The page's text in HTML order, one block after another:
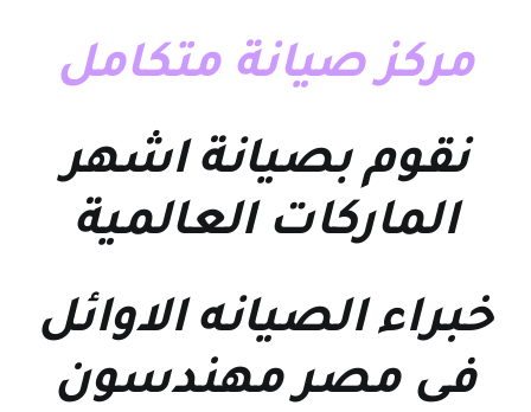
مركز صيانة متكامل
نقوم بصيانة اشهر
الماركات العالمية
خبراء الصيانه الاوائل
فى مصر مهندسون